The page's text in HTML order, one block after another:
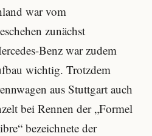
war vom
zunächst
Benz war zudem
wichtig. Trotzdem
aus Stuttgart auch
bei Rennen der „Formel
bezeichnete der